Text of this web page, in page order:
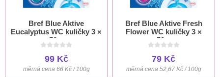
Bref Blue Aktive
Eucalyptus WC kuličky 3 ×
50 g
99 Kč
měrná cena 66 Kč / 100g
Bref Blue Aktive Fresh
Flower WC kuličky 3 ×
50 g
79 Kč
měrná cena 52,67 Kč / 100g